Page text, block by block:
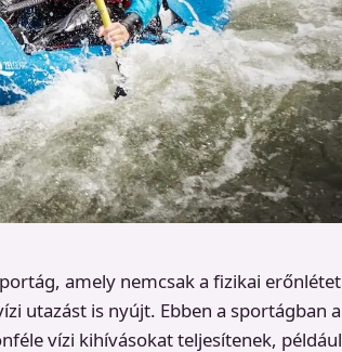
amely nemcsak a fizikai erőnlétet
utazást is nyújt. Ebben a sportágban a
vízi kihívásokat teljesítenek, például